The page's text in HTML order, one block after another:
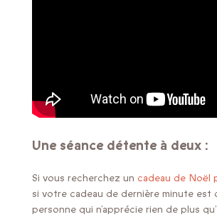
Une séance détente à deux :
Si vous recherchez un cadeau de Noël
si votre cadeau de dernière minute est
personne qui n’apprécie rien de plus